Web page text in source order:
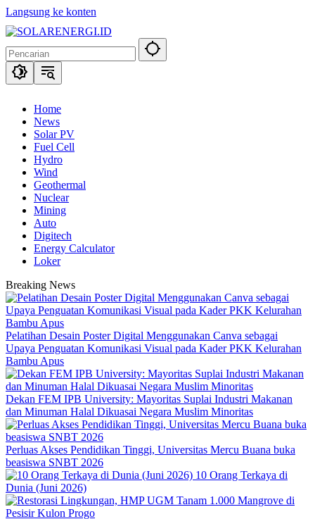
Langsung ke konten
Home
News
Solar PV
Fuel Cell
Hydro
Wind
Geothermal
Nuclear
Mining
Auto
Digitech
Energy Calculator
Loker
Breaking News
Pelatihan Desain Poster Digital Menggunakan Canva sebagai
Upaya Penguatan Komunikasi Visual pada Kader PKK Kelurahan
Bambu Apus
Dekan FEM IPB University: Mayoritas Suplai Industri Makanan
dan Minuman Halal Dikuasai Negara Muslim Minoritas
Perluas Akses Pendidikan Tinggi, Universitas Mercu Buana buka
beasiswa SNBT 2026
10 Orang Terkaya di
Dunia (Juni 2026)